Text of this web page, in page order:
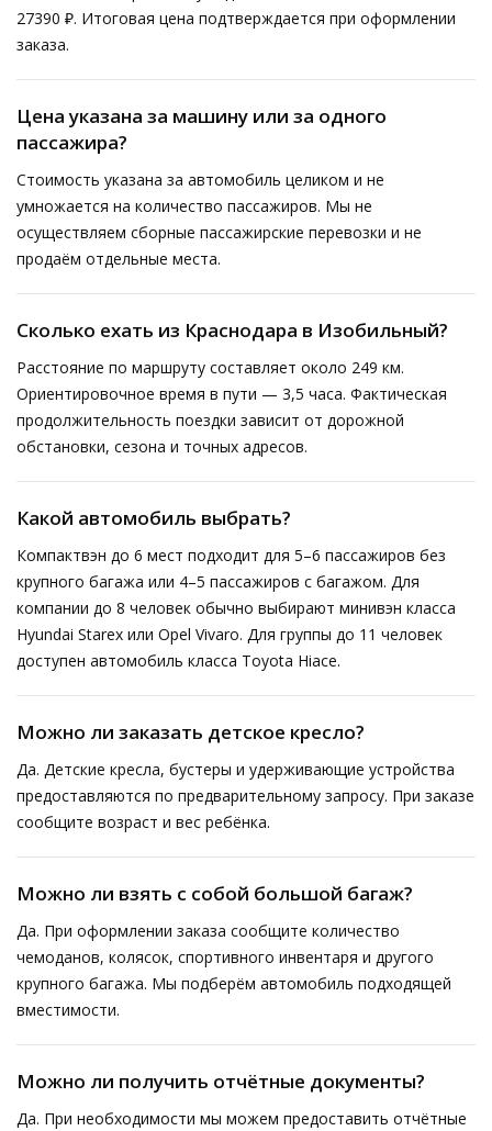
27390 ₽. Итоговая цена подтверждается при оформлении
заказа.
Цена указана за машину или за одного
пассажира?
Стоимость указана за автомобиль целиком и не
умножается на количество пассажиров. Мы не
осуществляем сборные пассажирские перевозки и не
продаём отдельные места.
Сколько ехать из Краснодара в Изобильный?
Расстояние по маршруту составляет около 249 км.
Ориентировочное время в пути — 3,5 часа. Фактическая
продолжительность поездки зависит от дорожной
обстановки, сезона и точных адресов.
Какой автомобиль выбрать?
Компактвэн до 6 мест подходит для 5–6 пассажиров без
крупного багажа или 4–5 пассажиров с багажом. Для
компании до 8 человек обычно выбирают минивэн класса
Hyundai Starex или Opel Vivaro. Для группы до 11 человек
доступен автомобиль класса Toyota Hiace.
Можно ли заказать детское кресло?
Да. Детские кресла, бустеры и удерживающие устройства
предоставляются по предварительному запросу. При заказе
сообщите возраст и вес ребёнка.
Можно ли взять с собой большой багаж?
Да. При оформлении заказа сообщите количество
чемоданов, колясок, спортивного инвентаря и другого
крупного багажа. Мы подберём автомобиль подходящей
вместимости.
Можно ли получить отчётные документы?
Да. При необходимости мы можем предоставить отчётные